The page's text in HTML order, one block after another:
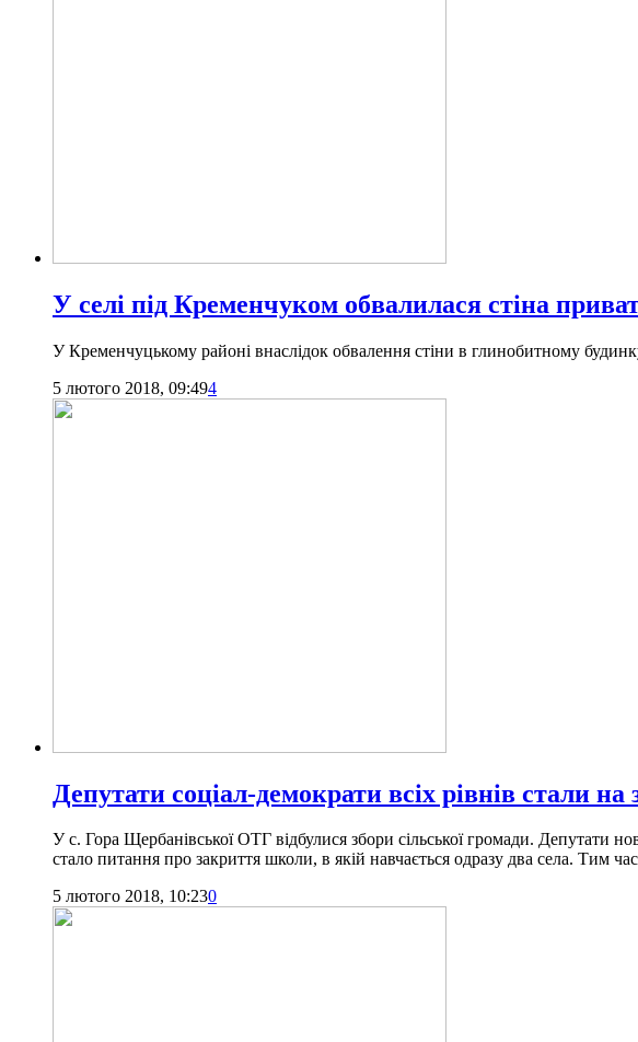
У селі під Кременчуком обвалилася стіна
У Кременчуцькому районі внаслідок обвалення стіни в глинобитному
5 лютого 2018, 09:494
Депутати соціал-демократи всіх рівнів стали
У с. Гора Щербанівської ОТГ відбулися збори сільської громади. Депутати
стало питання про закриття школи, в якій навчається одразу два села. Тим
5 лютого 2018, 10:230